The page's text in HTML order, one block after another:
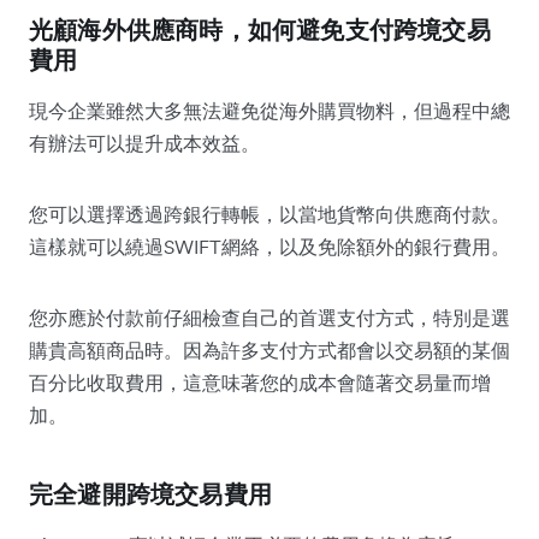
光顧海外供應商時，如何避免支付跨境交易
費用
現今企業雖然大多無法避免從海外購買物料，但過程中總
有辦法可以提升成本效益。
您可以選擇透過跨銀行轉帳，以當地貨幣向供應商付款。
這樣就可以繞過SWIFT網絡，以及免除額外的銀行費用。
您亦應於付款前仔細檢查自己的首選支付方式，特別是選
購貴高額商品時。因為許多支付方式都會以交易額的某個
百分比收取費用，這意味著您的成本會隨著交易量而增
加。
完全避開跨境交易費用